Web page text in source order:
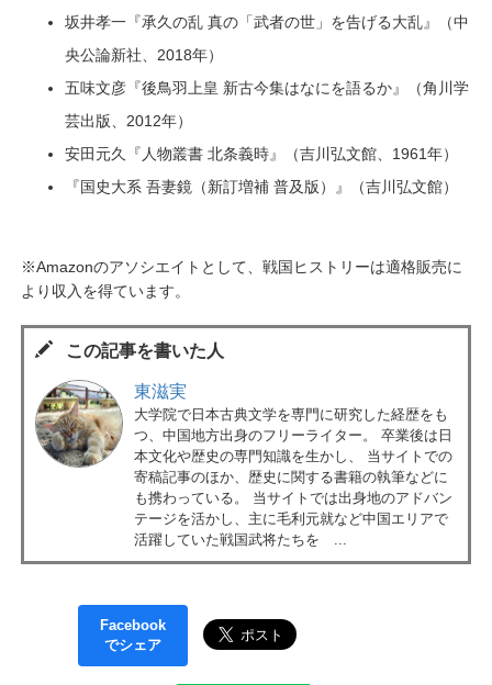
坂井孝一『承久の乱 真の「武者の世」を告げる大乱』（中
央公論新社、2018年）
五味文彦『後鳥羽上皇 新古今集はなにを語るか』（角川学
芸出版、2012年）
安田元久『人物叢書 北条義時』（吉川弘文館、1961年）
『国史大系 吾妻鏡（新訂増補 普及版）』（吉川弘文館）
※Amazonのアソシエイトとして、戦国ヒストリーは適格販売に
より収入を得ています。
この記事を書いた人
東滋実
大学院で日本古典文学を専門に研究した経歴をも
つ、中国地方出身のフリーライター。 卒業後は日
本文化や歴史の専門知識を生かし、 当サイトでの
寄稿記事のほか、歴史に関する書籍の執筆などに
も携わっている。 当サイトでは出身地のアドバン
テージを活かし、主に毛利元就など中国エリアで
活躍していた戦国武将たちを ...
Facebook
でシェア